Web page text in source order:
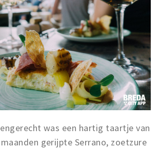
was een hartig taartje van
gerijpte Serrano, zoetzure